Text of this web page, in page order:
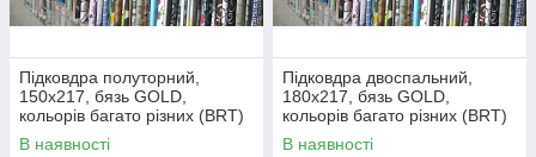
Підковдра полуторний,
150х217, бязь GOLD,
кольорів багато різних (BRT)
В наявності
Підковдра двоспальний,
180х217, бязь GOLD,
кольорів багато різних (BRT)
В наявності